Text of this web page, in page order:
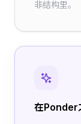
非结构里。
在Ponder